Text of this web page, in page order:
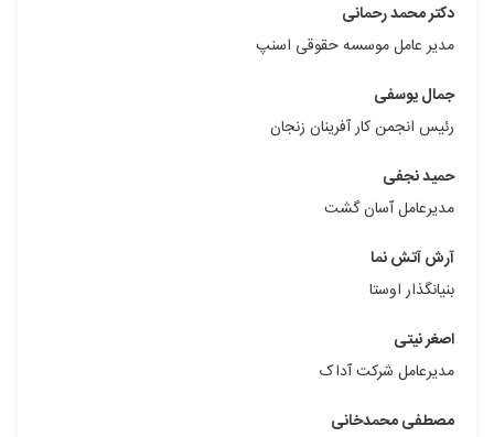
دکتر محمد رحمانی
مدیر عامل موسسه حقوقی اسنپ
جمال یوسفی
رئیس انجمن کار آفرینان زنجان
حمید نجفی
مدیرعامل آسان گشت
آرش آتش نما
بنیانگذار اوستا
اصغر نیتی
مدیرعامل شرکت آداک
مصطفی محمدخانی